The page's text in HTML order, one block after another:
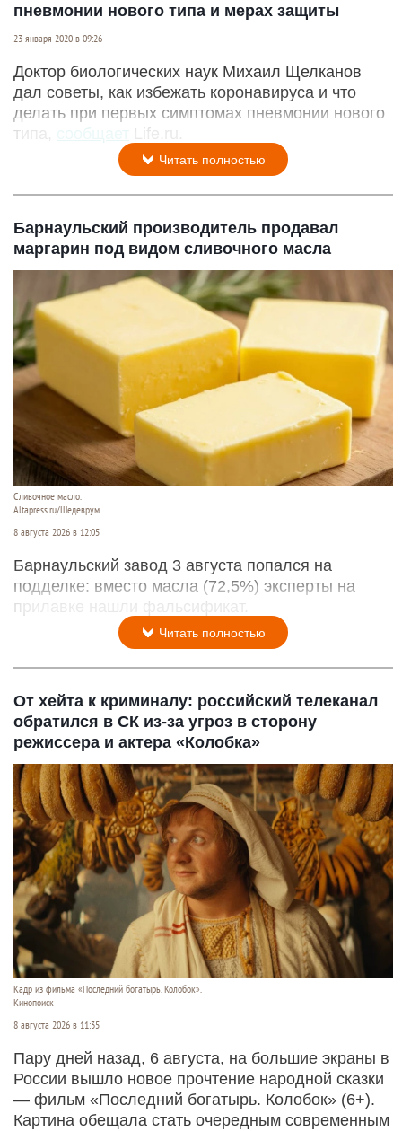
пневмонии нового типа и мерах защиты
23 января 2020 в 09:26
Доктор биологических наук Михаил Щелканов
дал советы, как избежать коронавируса и что
делать при первых симптомах пневмонии нового
типа,
сообщает Life.ru.
Читать полностью
Барнаульский производитель продавал
маргарин под видом сливочного масла
Сливочное масло.
Altapress.ru/Шедеврум
8 августа 2026 в 12:05
Барнаульский завод 3 августа попался на
подделке: вместо масла (72,5%) эксперты на
прилавке нашли фальсификат.
Читать полностью
От хейта к криминалу: российский телеканал
обратился в СК из-за угроз в сторону
режиссера и актера «Колобка»
Кадр из фильма «Последний богатырь. Колобок».
Кинопоиск
8 августа 2026 в 11:35
Пару дней назад, 6 августа, на большие экраны в
России вышло новое прочтение народной сказки
— фильм «Последний богатырь. Колобок» (6+).
Картина обещала стать очередным современным